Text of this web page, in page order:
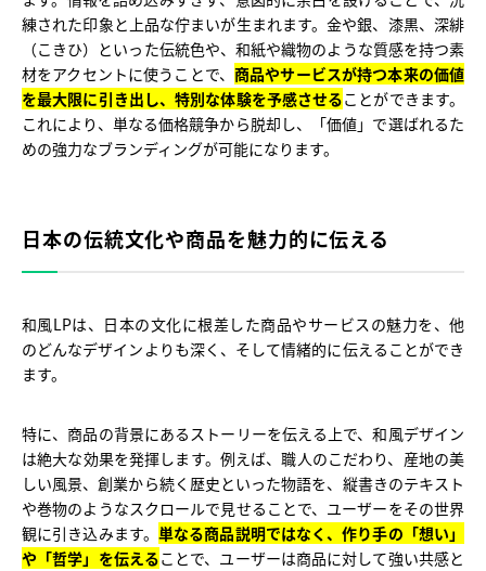
練された印象と上品な佇まいが生まれます。金や銀、漆黒、深緋
（こきひ）といった伝統色や、和紙や織物のような質感を持つ素
材をアクセントに使うことで、 商品やサービスが持つ本来の価値
を最大限に引き出し、特別な体験を予感させることができます。
これにより、単なる価格競争から脱却し、「価値」で選ばれるた
めの強力なブランディングが可能になります。
日本の伝統文化や商品を魅力的に伝える
和風LPは、日本の文化に根差した商品やサービスの魅力を、他
のどんなデザインよりも深く、そして情緒的に伝えることができ
ます。
特に、商品の背景にあるストーリーを伝える上で、和風デザイン
は絶大な効果を発揮します。例えば、職人のこだわり、産地の美
しい風景、創業から続く歴史といった物語を、縦書きのテキスト
や巻物のようなスクロールで見せることで、ユーザーをその世界
観に引き込みます。 単なる商品説明ではなく、作り手の「想い」
や「哲学」を伝えることで、ユーザーは商品に対して強い共感と